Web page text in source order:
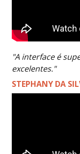
"A interface é
excelentes."
STEPHANY DA